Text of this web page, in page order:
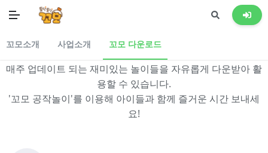
꼬모소개 사업소개 꼬모 다운로드
창의력이 쑥쑥!꼬모 공작놀이 자료를 제공 합니다
꼬모와 함께 하는 공작놀이
매주 업데이트 되는 재미있는 놀이들을 자유롭게 다운받아 활
용할 수 있습니다.
'꼬모 공작놀이'를 이용해 아이들과 함께 즐거운 시간 보내세
요!